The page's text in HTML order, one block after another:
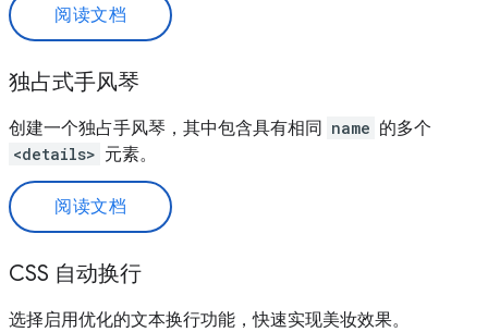
阅读文档
独占式手风琴
创建一个独占手风琴，其中包含具有相同 name 的多个
<details> 元素。
阅读文档
CSS 自动换行
选择启用优化的文本换行功能，快速实现美妆效果。